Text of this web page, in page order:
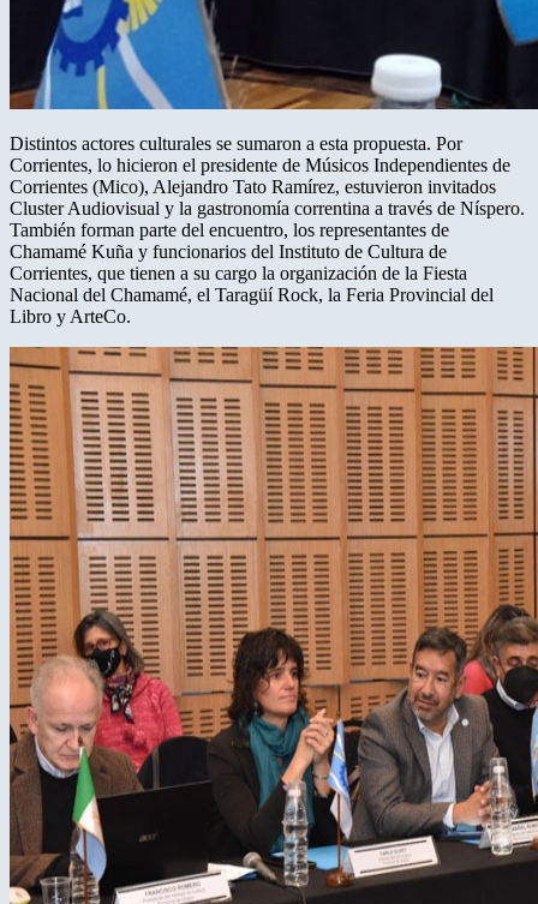
Distintos actores culturales se sumaron a esta propuesta. Por
Corrientes, lo hicieron el presidente de Músicos Independientes de
Corrientes (Mico), Alejandro Tato Ramírez, estuvieron invitados
Cluster Audiovisual y la gastronomía correntina a través de Níspero.
También forman parte del encuentro, los representantes de
Chamamé Kuña y funcionarios del Instituto de Cultura de
Corrientes, que tienen a su cargo la organización de la Fiesta
Nacional del Chamamé, el Taragüí Rock, la Feria Provincial del
Libro y ArteCo.